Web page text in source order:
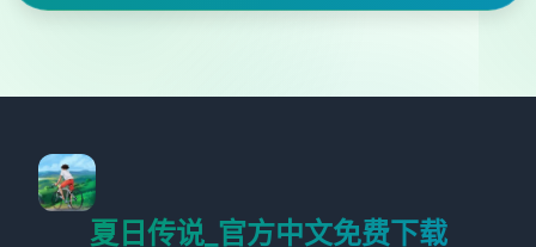
夏日传说_官方中文免费下载